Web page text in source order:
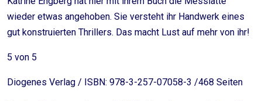
wieder etwas angehoben. Sie versteht ihr Handwerk eines
gut konstruierten Thrillers. Das macht Lust auf mehr von ihr!
5 von 5
Diogenes Verlag / ISBN: 978-3-257-07058-3 /468 Seiten